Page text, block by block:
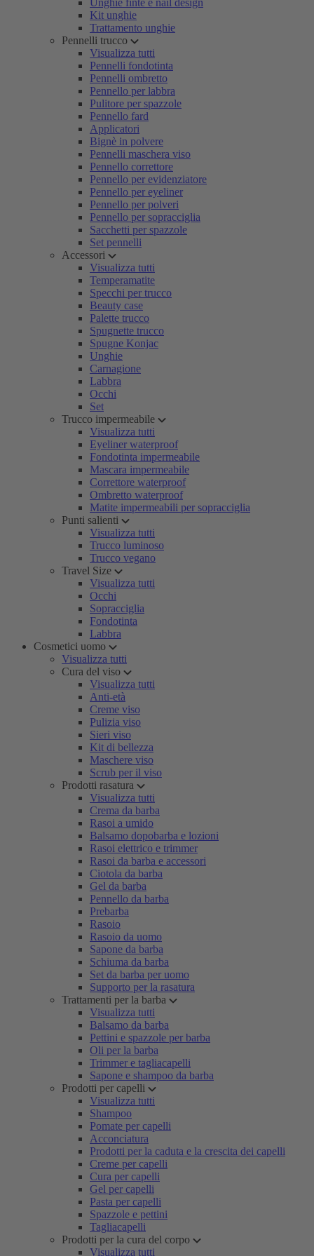
Unghie finte e nail design
Kit unghie
Trattamento unghie
Pennelli trucco
Visualizza tutti
Pennelli fondotinta
Pennelli ombretto
Pennello per labbra
Pulitore per spazzole
Pennello fard
Applicatori
Bignè in polvere
Pennelli maschera viso
Pennello correttore
Pennello per evidenziatore
Pennello per eyeliner
Pennello per polveri
Pennello per sopracciglia
Sacchetti per spazzole
Set pennelli
Accessori
Visualizza tutti
Temperamatite
Specchi per trucco
Beauty case
Palette trucco
Spugnette trucco
Spugne Konjac
Unghie
Carnagione
Labbra
Occhi
Set
Trucco impermeabile
Visualizza tutti
Eyeliner waterproof
Fondotinta impermeabile
Mascara impermeabile
Correttore waterproof
Ombretto waterproof
Matite impermeabili per sopracciglia
Punti salienti
Visualizza tutti
Trucco luminoso
Trucco vegano
Travel Size
Visualizza tutti
Occhi
Sopracciglia
Fondotinta
Labbra
Cosmetici uomo
Visualizza tutti
Cura del viso
Visualizza tutti
Anti-età
Creme viso
Pulizia viso
Sieri viso
Kit di bellezza
Maschere viso
Scrub per il viso
Prodotti rasatura
Visualizza tutti
Crema da barba
Rasoi a umido
Balsamo dopobarba e lozioni
Rasoi elettrico e trimmer
Rasoi da barba e accessori
Ciotola da barba
Gel da barba
Pennello da barba
Prebarba
Rasoio
Rasoio da uomo
Sapone da barba
Schiuma da barba
Set da barba per uomo
Supporto per la rasatura
Trattamenti per la barba
Visualizza tutti
Balsamo da barba
Pettini e spazzole per barba
Oli per la barba
Trimmer e tagliacapelli
Sapone e shampoo da barba
Prodotti per capelli
Visualizza tutti
Shampoo
Pomate per capelli
Acconciatura
Prodotti per la caduta e la crescita dei capelli
Creme per capelli
Cura per capelli
Gel per capelli
Pasta per capelli
Spazzole e pettini
Tagliacapelli
Prodotti per la cura del corpo
Visualizza tutti